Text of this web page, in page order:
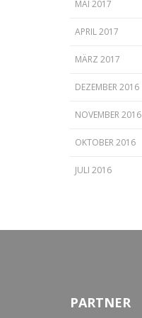
MAI 2017
APRIL 2017
MÄRZ 2017
DEZEMBER 2016
NOVEMBER 2016
OKTOBER 2016
JULI 2016
PARTNER